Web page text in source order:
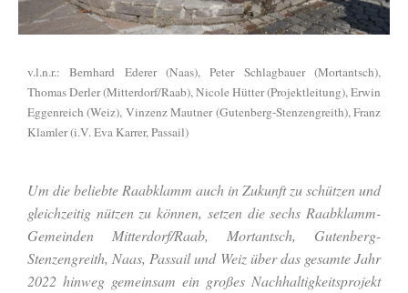
v.l.n.r.: Bernhard Ederer (Naas), Peter Schlagbauer (Mortantsch),
Thomas Derler (Mitterdorf/Raab), Nicole Hütter (Projektleitung), Erwin
Eggenreich (Weiz), Vinzenz Mautner (Gutenberg-Stenzengreith), Franz
Klamler (i.V. Eva Karrer, Passail)
Um die beliebte Raabklamm auch in Zukunft zu schützen und
gleichzeitig nützen zu können, setzen die sechs Raabklamm-
Gemeinden Mitterdorf/Raab, Mortantsch, Gutenberg-
Stenzengreith, Naas, Passail und Weiz über das gesamte Jahr
2022 hinweg gemeinsam ein großes Nachhaltigkeitsprojekt